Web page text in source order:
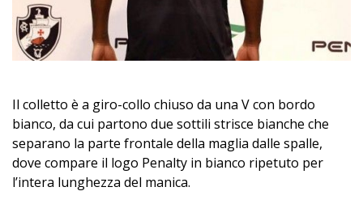
Il colletto è a giro-collo chiuso da una V con bordo
bianco, da cui partono due sottili strisce bianche che
separano la parte frontale della maglia dalle spalle,
dove compare il logo Penalty in bianco ripetuto per
l’intera lunghezza del manica.